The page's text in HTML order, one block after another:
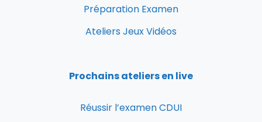
Préparation Examen
Ateliers Jeux Vidéos
Prochains ateliers en live
Réussir l’examen CDUI